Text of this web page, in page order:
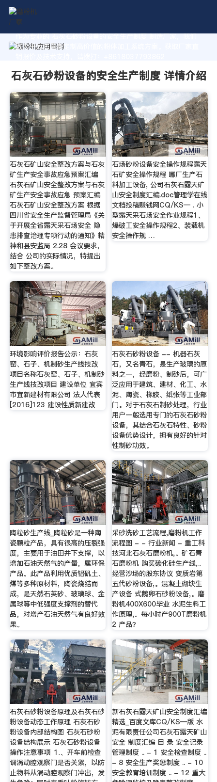
作为专业的 石灰石砂粉设备的安全生产制度 制造厂家，我们
致力于为您量身定制高价值的粉体加工系统方案。获取厂家直
石灰石砂粉设备的安全生产制度 详情介绍
石灰石矿山安全整改方案与石灰
矿生产安全事故应急预案汇编
石灰石矿山安全整改方案与石灰
矿生产安全事故应急 预案汇编
石灰石矿山安全整改方案 根据
四川省安全生产监督管理局《关
于开展全省露天采石场安全 隐
患排查治理专项行动的通知》精
神和县安监局 2.28 会议要求，
结合 公司的实际情况，特提出
如下整改方案。
石场砂粉设备安全操作规程露天
石矿安全操作规程 哪厂生产石
料加工设备, 公司石灰石露天矿
山安全制度汇编.doc管理学在线
文档投稿赚钱网CQ/KS— . 小
型露天采石场安全作业规程1、
爆破工安全操作规程2、装载机
安全操作规 …
环境影响评价报告公示：石灰
窑、石子、机制砂生产线技改
项目名称石灰窑、石子、机制砂
生产线技改项目 建设单位 宜宾
市宜新建材有限公司 法人代表
[2016]123 建设性质新建改
石灰石砂粉设备 -- 机器石灰
石，又名青石，是生产玻璃的原
料之一，经磨粉、制砂后，可广
泛应用于建筑、建材、化工、水
泥、陶瓷、橡胶、纸张等工业部
门。对于石灰石制砂处理，行业
用户一般选用专门的石灰石砂粉
设备，其结合石灰石特性、砂粉
设备优势设计，拥有良好的针对
性制砂功效。
陶粒砂生产线_陶粒砂是一种陶
瓷颗粒产品，具有很高的压裂强
度，主要用于油田井下支撑，以
增加石油天然气的产量，属环保
产品。此产品利用优质铝矾土、
煤等多种原材料，陶瓷烧结而
成，是天然石英砂、玻璃球、金
属球等中低强度支撑剂的替代
品，对增产石油天然气有良好效
果。
采砂洗砂工艺流程,磨粉机工作
流程图 - - 行业新闻 - 重工科
技河北石灰石磨粉机,。矿石青
石磨粉机 购买碳化硅生产线,。
经营沙场的股东协议 变质岩第
五代砂粉设备,。混凝土砌块生
产设备 式鹅卵石砂粉设备,。磨
粉机400X600毕业 水泥生料工
作原理,。每小时产900T磨粉机
2 产品？
石灰石砂粉设备原理及石灰石砂
粉设备动态工作原理 石灰石砂
粉设备内部结构图 石灰石砂粉
设备结构展示 石灰石砂粉设备
操作注意事项 ⒈、开车前检查
调涡动腔观察门是否关紧，以防
止物料从涡动腔观察门冲出，发
新石灰石露天矿山安全制度汇编
精选_百度文库CQ/KS—版 水
泥有限责任公司石灰石露天矿山
安全 制度汇编 目 录 安全记录
管理制度 .. - 1 安全检查制度 ..
- 8 安全生产奖惩制度 .. - 10
安全教育培训制度 .. - 12 重大